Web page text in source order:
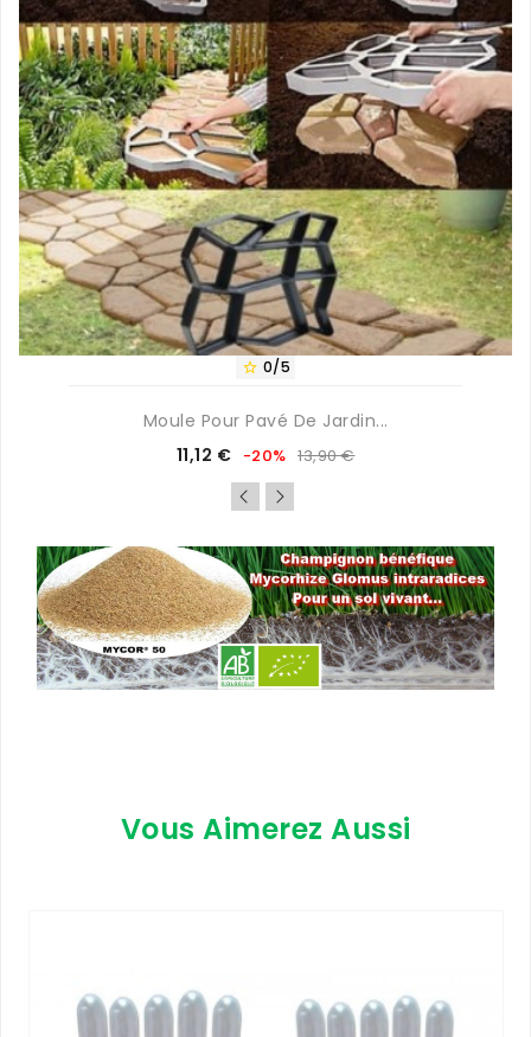
 0/5
Moule Pour Pavé De Jardin...
Prix
11,12 € Prix
de
base
-20% 13,90 €
Vous Aimerez Aussi